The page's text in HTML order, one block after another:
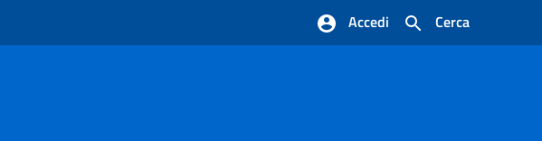
Cerca
Accedi